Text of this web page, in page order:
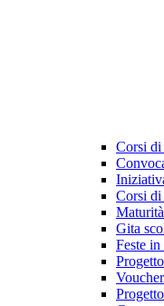
Corsi di
Corsi di
Gita
Feste